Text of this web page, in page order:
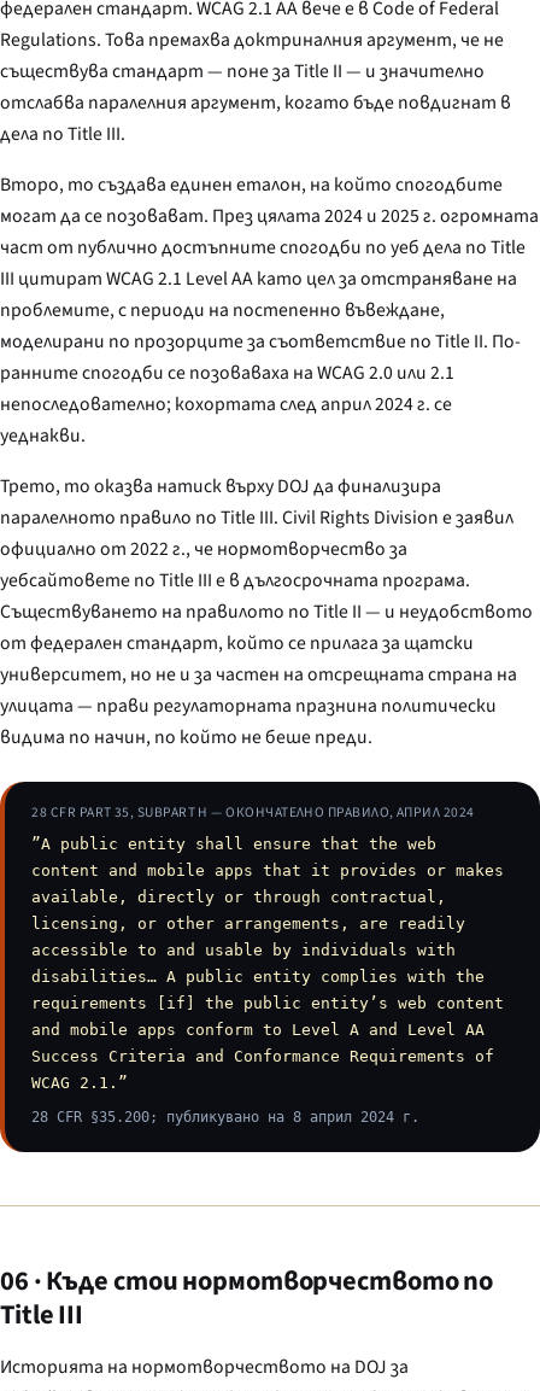
федерален стандарт. WCAG 2.1 AA вече е в Code of Federal
Regulations. Това премахва доктриналния аргумент, че не
съществува стандарт — поне за Title II — и значително
отслабва паралелния аргумент, когато бъде повдигнат в
дела по Title III.
Второ, то създава единен еталон, на който спогодбите
могат да се позовават. През цялата 2024 и 2025 г. огромната
част от публично достъпните спогодби по уеб дела по Title
III цитират WCAG 2.1 Level AA като цел за отстраняване на
проблемите, с периоди на постепенно въвеждане,
моделирани по прозорците за съответствие по Title II. По-
ранните спогодби се позоваваха на WCAG 2.0 или 2.1
непоследователно; кохортата след април 2024 г. се
уеднакви.
Трето, то оказва натиск върху DOJ да финализира
паралелното правило по Title III. Civil Rights Division е заявил
официално от 2022 г., че нормотворчество за
уебсайтовете по Title III е в дългосрочната програма.
Съществуването на правилото по Title II — и неудобството
от федерален стандарт, който се прилага за щатски
университет, но не и за частен на отсрещната страна на
улицата — прави регулаторната празнина политически
видима по начин, по който не беше преди.
28 CFR PART 35, SUBPART H — ОКОНЧАТЕЛНО ПРАВИЛО, АПРИЛ 2024
”A public entity shall ensure that the web
content and mobile apps that it provides or makes
available, directly or through contractual,
licensing, or other arrangements, are readily
accessible to and usable by individuals with
disabilities… A public entity complies with the
requirements [if] the public entity’s web content
and mobile apps conform to Level A and Level AA
Success Criteria and Conformance Requirements of
WCAG 2.1.”
28 CFR §35.200; публикувано на 8 април 2024 г.
06 · Къде стои нормотворчеството по
Title III
Историята на нормотворчеството на DOJ за